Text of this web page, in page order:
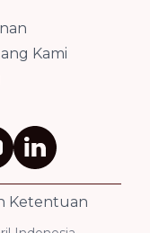
Kami
Ketentuan